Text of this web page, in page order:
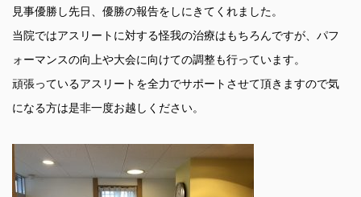
見事優勝し先日、優勝の報告をしにきてくれました。
当院ではアスリートに対する怪我の治療はもちろんですが、パフ
ォーマンスの向上や大会に向けての調整も行っています。
頑張っているアスリートを全力でサポートさせて頂きますので気
になる方は是非一度お越しください。